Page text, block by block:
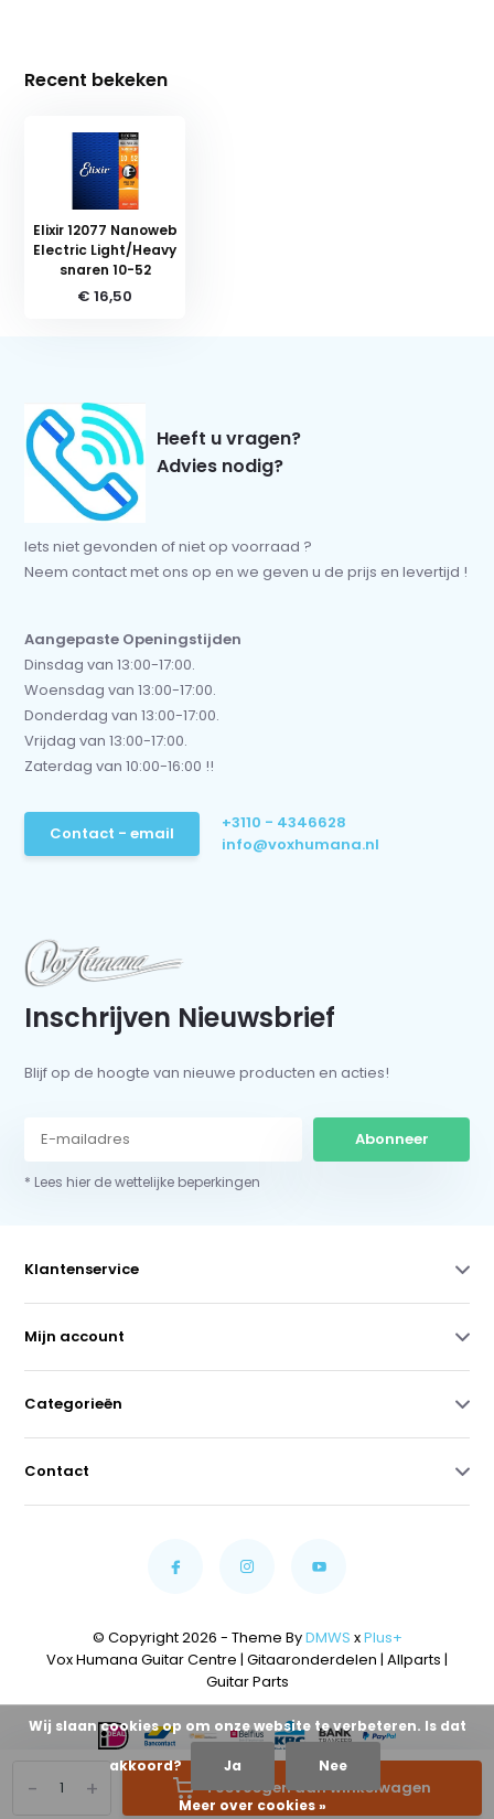
+
- Toevoegen aan winkelwagen
Recent bekeken
Elixir 12077 Nanoweb
Electric Light/Heavy
snaren 10-52
€ 16,50
Heeft u vragen?
Advies nodig?
Iets niet gevonden of niet op voorraad ?
Neem contact met ons op en we geven u de prijs en levertijd !
Aangepaste Openingstijden
Dinsdag van 13:00-17:00.
Woensdag van 13:00-17:00.
Donderdag van 13:00-17:00.
Vrijdag van 13:00-17:00.
Zaterdag van 10:00-16:00 !!
Contact - email
+3110 - 4346628
info@voxhumana.nl
Inschrijven Nieuwsbrief
Blijf op de hoogte van nieuwe producten en acties!
Abonneer
* Lees hier de wettelijke beperkingen
Klantenservice
Mijn account
Categorieën
Contact
© Copyright 2026 - Theme ByDMWS xPlus+
Vox Humana Guitar Centre | Gitaaronderdelen | Allparts |
Guitar Parts
Wij slaan cookies op om onze website te verbeteren. Is dat
akkoord? Ja Nee
Meer over cookies »